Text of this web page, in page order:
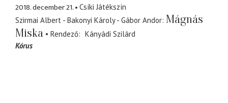
2018. december 21.
Csíki Játékszín
Szirmai Albert - Bakonyi Károly - Gábor Andor Mágnás
Miska
Rendező
Kányádi Szilárd
Kórus